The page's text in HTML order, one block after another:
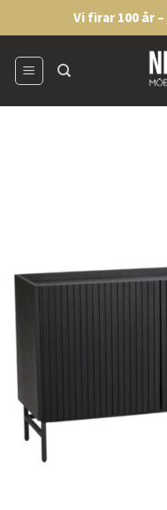
to
content
Vi firar 100 år –